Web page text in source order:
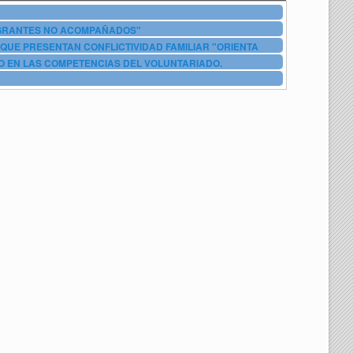
NO ACOMPAÑADOS"
PRESENTAN CONFLICTIVIDAD FAMILIAR "ORIENTA
LAS COMPETENCIAS DEL VOLUNTARIADO.